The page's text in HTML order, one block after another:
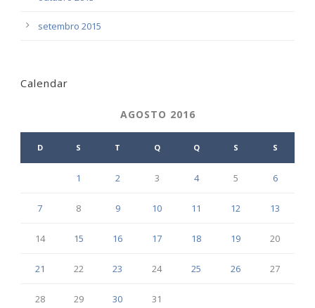
setembro 2015
Calendar
AGOSTO 2016
D S T Q Q S S
1 2 3 4 5 6
7 8 9 10 11 12 13
14 15 16 17 18 19 20
21 22 23 24 25 26 27
28 29 30
31